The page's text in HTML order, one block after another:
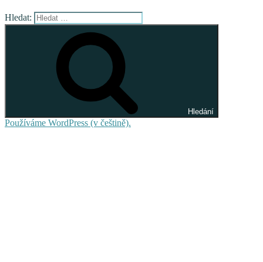
Hledat:
Hledání
Používáme WordPress (v češtině).